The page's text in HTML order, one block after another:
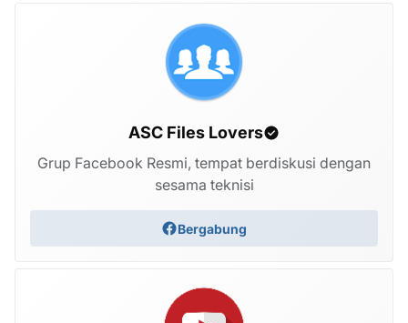
ASC Files Lovers
Grup Facebook Resmi, tempat berdiskusi dengan
sesama teknisi
Bergabung